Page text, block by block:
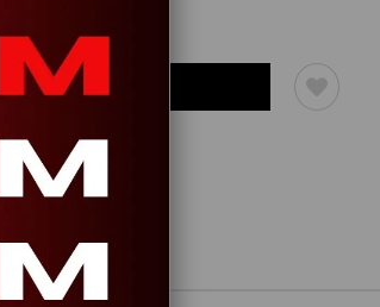
YORUM YAZ